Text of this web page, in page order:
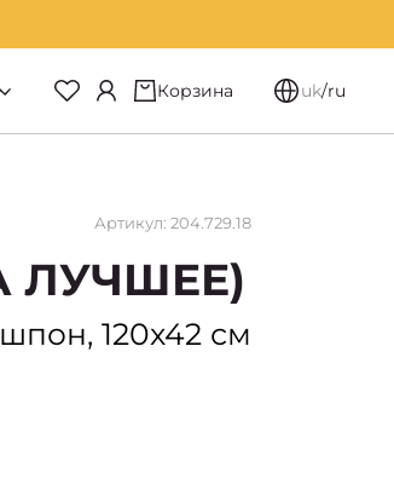
Корзина uk/ru
Артикул: 204.729.18
ЛУЧШЕЕ)
120x42 см